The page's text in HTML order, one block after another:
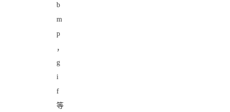
b
m
p
，
g
i
f
等